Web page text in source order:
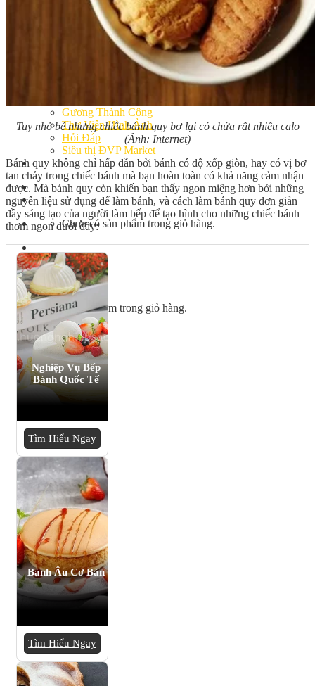
Tin Tổng Hợp
Hướng Nghiệp Á Âu
Bếp Nhà Kate
Kinh Nghiệm Kinh Doanh
Cơ Hội Việc Làm
Kiến Thức – Kỹ Năng
Gương Thành Công
Thư Viện Hình Ảnh
Hỏi Đáp
Siêu thị ĐVP Market
Việc Làm
Chưa có sản phẩm trong giỏ hàng.
Giỏ hàng
Chưa có sản phẩm trong giỏ hàng.
Tuy nhỏ bé nhưng chiếc bánh quy bơ lại có chứa rất nhiều calo
(Ảnh: Internet)
Bánh quy không chỉ hấp dẫn bởi bánh có độ xốp giòn, hay có vị bơ
tan chảy trong chiếc bánh mà bạn hoàn toàn có khả năng cảm nhận
được. Mà bánh quy còn khiến bạn thấy ngon miệng hơn bởi những
nguyên liệu sử dụng để làm bánh, và cách làm bánh quy đơn giản
đầy sáng tạo của người làm bếp để tạo hình cho những chiếc bánh
thơm ngon dưới đây:
Nghiệp Vụ Bếp
Bánh Quốc Tế
Tìm Hiểu Ngay
Bánh Âu Cơ Bản
Tìm Hiểu Ngay